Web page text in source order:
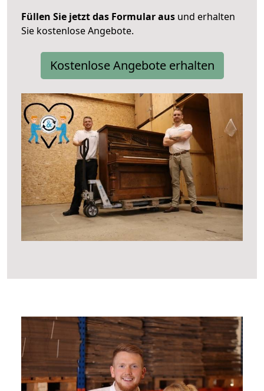
Füllen Sie jetzt das Formular aus und erhalten
Sie kostenlose Angebote.
Kostenlose Angebote erhalten